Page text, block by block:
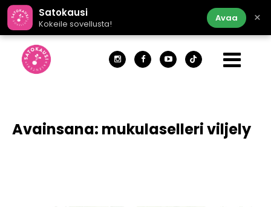
Satokausi
Kokeile sovellusta!
Avaa ×
Avainsana: mukulaselleri viljely